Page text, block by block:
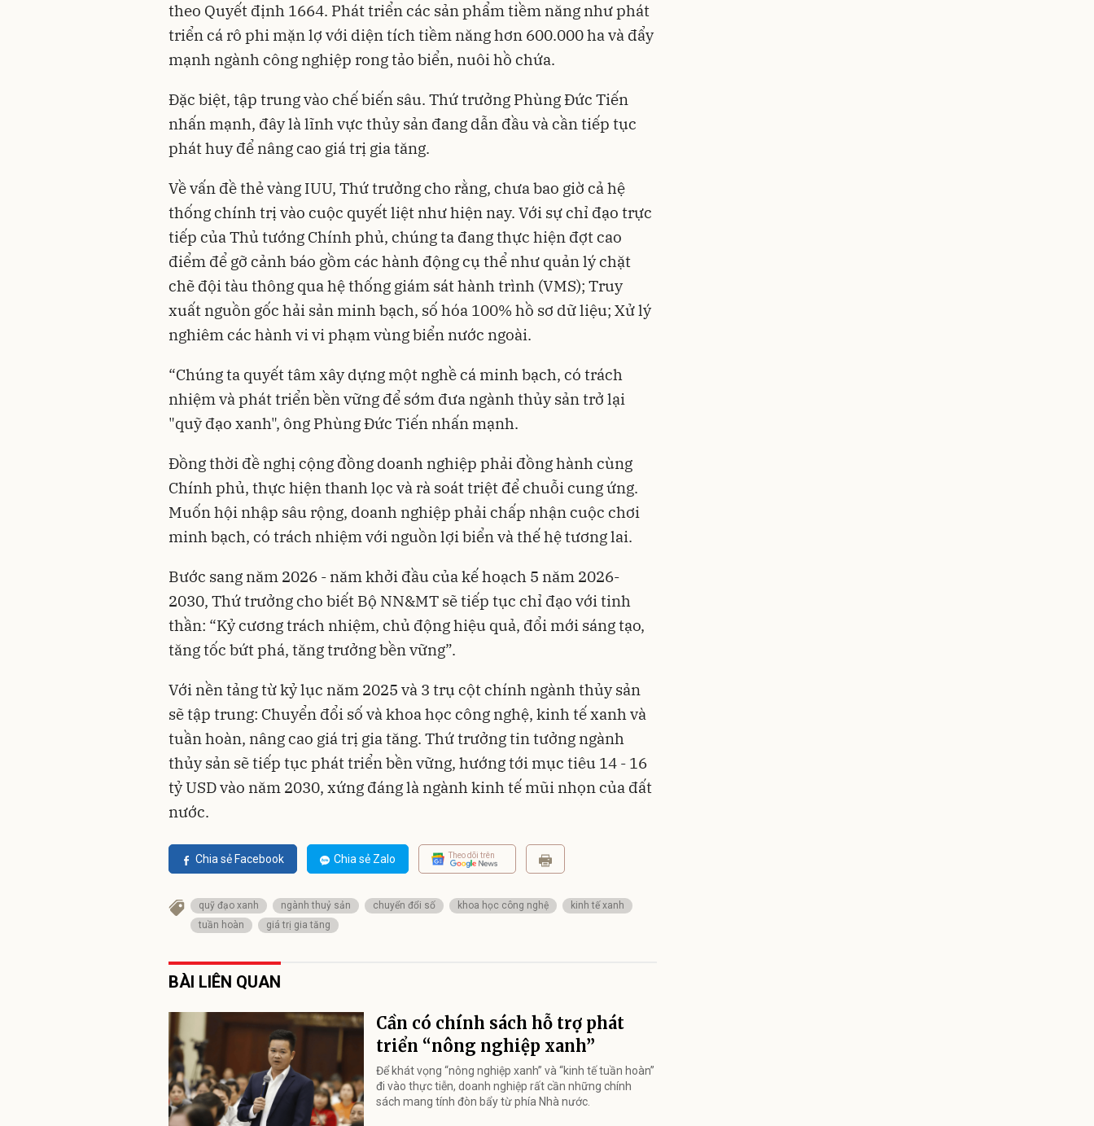
theo Quyết định 1664. Phát triển các sản phẩm tiềm năng như phát
triển cá rô phi mặn lợ với diện tích tiềm năng hơn 600.000 ha và đẩy
mạnh ngành công nghiệp rong tảo biển, nuôi hồ chứa.
Đặc biệt, tập trung vào chế biến sâu. Thứ trưởng Phùng Đức Tiến
nhấn mạnh, đây là lĩnh vực thủy sản đang dẫn đầu và cần tiếp tục
phát huy để nâng cao giá trị gia tăng.
Về vấn đề thẻ vàng IUU, Thứ trưởng cho rằng, chưa bao giờ cả hệ
thống chính trị vào cuộc quyết liệt như hiện nay. Với sự chỉ đạo trực
tiếp của Thủ tướng Chính phủ, chúng ta đang thực hiện đợt cao
điểm để gỡ cảnh báo gồm các hành động cụ thể như quản lý chặt
chẽ đội tàu thông qua hệ thống giám sát hành trình (VMS); Truy
xuất nguồn gốc hải sản minh bạch, số hóa 100% hồ sơ dữ liệu; Xử lý
nghiêm các hành vi vi phạm vùng biển nước ngoài.
“Chúng ta quyết tâm xây dựng một nghề cá minh bạch, có trách
nhiệm và phát triển bền vững để sớm đưa ngành thủy sản trở lại
"quỹ đạo xanh", ông Phùng Đức Tiến nhấn mạnh.
Đồng thời đề nghị cộng đồng doanh nghiệp phải đồng hành cùng
Chính phủ, thực hiện thanh lọc và rà soát triệt để chuỗi cung ứng.
Muốn hội nhập sâu rộng, doanh nghiệp phải chấp nhận cuộc chơi
minh bạch, có trách nhiệm với nguồn lợi biển và thế hệ tương lai.
Bước sang năm 2026 - năm khởi đầu của kế hoạch 5 năm 2026-
2030, Thứ trưởng cho biết Bộ NN&MT sẽ tiếp tục chỉ đạo với tinh
thần: “Kỷ cương trách nhiệm, chủ động hiệu quả, đổi mới sáng tạo,
tăng tốc bứt phá, tăng trưởng bền vững”.
Với nền tảng từ kỷ lục năm 2025 và 3 trụ cột chính ngành thủy sản
sẽ tập trung: Chuyển đổi số và khoa học công nghệ, kinh tế xanh và
tuần hoàn, nâng cao giá trị gia tăng. Thứ trưởng tin tưởng ngành
thủy sản sẽ tiếp tục phát triển bền vững, hướng tới mục tiêu 14 - 16
tỷ USD vào năm 2030, xứng đáng là ngành kinh tế mũi nhọn của đất
nước.
Chia sẻ Facebook Chia sẻ Zalo Theo dõi trên
quỹ đạo xanh ngành thuỷ sản chuyển đổi số khoa học công nghệ
kinh tế xanh
tuần hoàn
giá trị gia tăng
BÀI LIÊN QUAN
Cần có chính sách hỗ trợ phát
triển “nông nghiệp xanh”
Để khát vọng “nông nghiệp xanh” và “kinh tế tuần hoàn”
đi vào thực tiễn, doanh nghiệp rất cần những chính
sách mang tính đòn bẩy từ phía Nhà nước.